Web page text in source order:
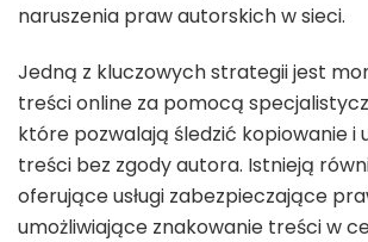
naruszenia praw autorskich w sieci.
Jedną z kluczowych strategii jest
treści online za pomocą
które pozwalają śledzić kopiowanie i
treści bez zgody autora. Istnieją
oferujące usługi zabezpieczające
umożliwiające znakowanie treści w